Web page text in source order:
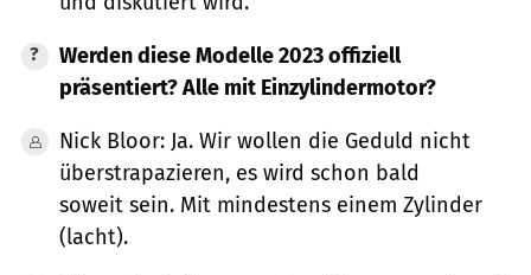
Werden diese Modelle 2023 offiziell
präsentiert? Alle mit Einzylindermotor?
Nick Bloor: Ja. Wir wollen die Geduld nicht
überstrapazieren, es wird schon bald
soweit sein. Mit mindestens einem Zylinder
(lacht).